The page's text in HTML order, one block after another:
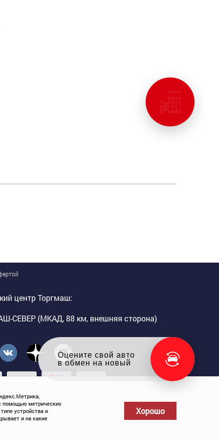
помощью метрических
устройства и
и на какие
Хорошо
центр Торгмаш:
СЕВЕР (МКАД, 88 км, внешняя сторона)
Телефоны: ,8-800-775-69-59
Оцените свой авто
в обмен на новый